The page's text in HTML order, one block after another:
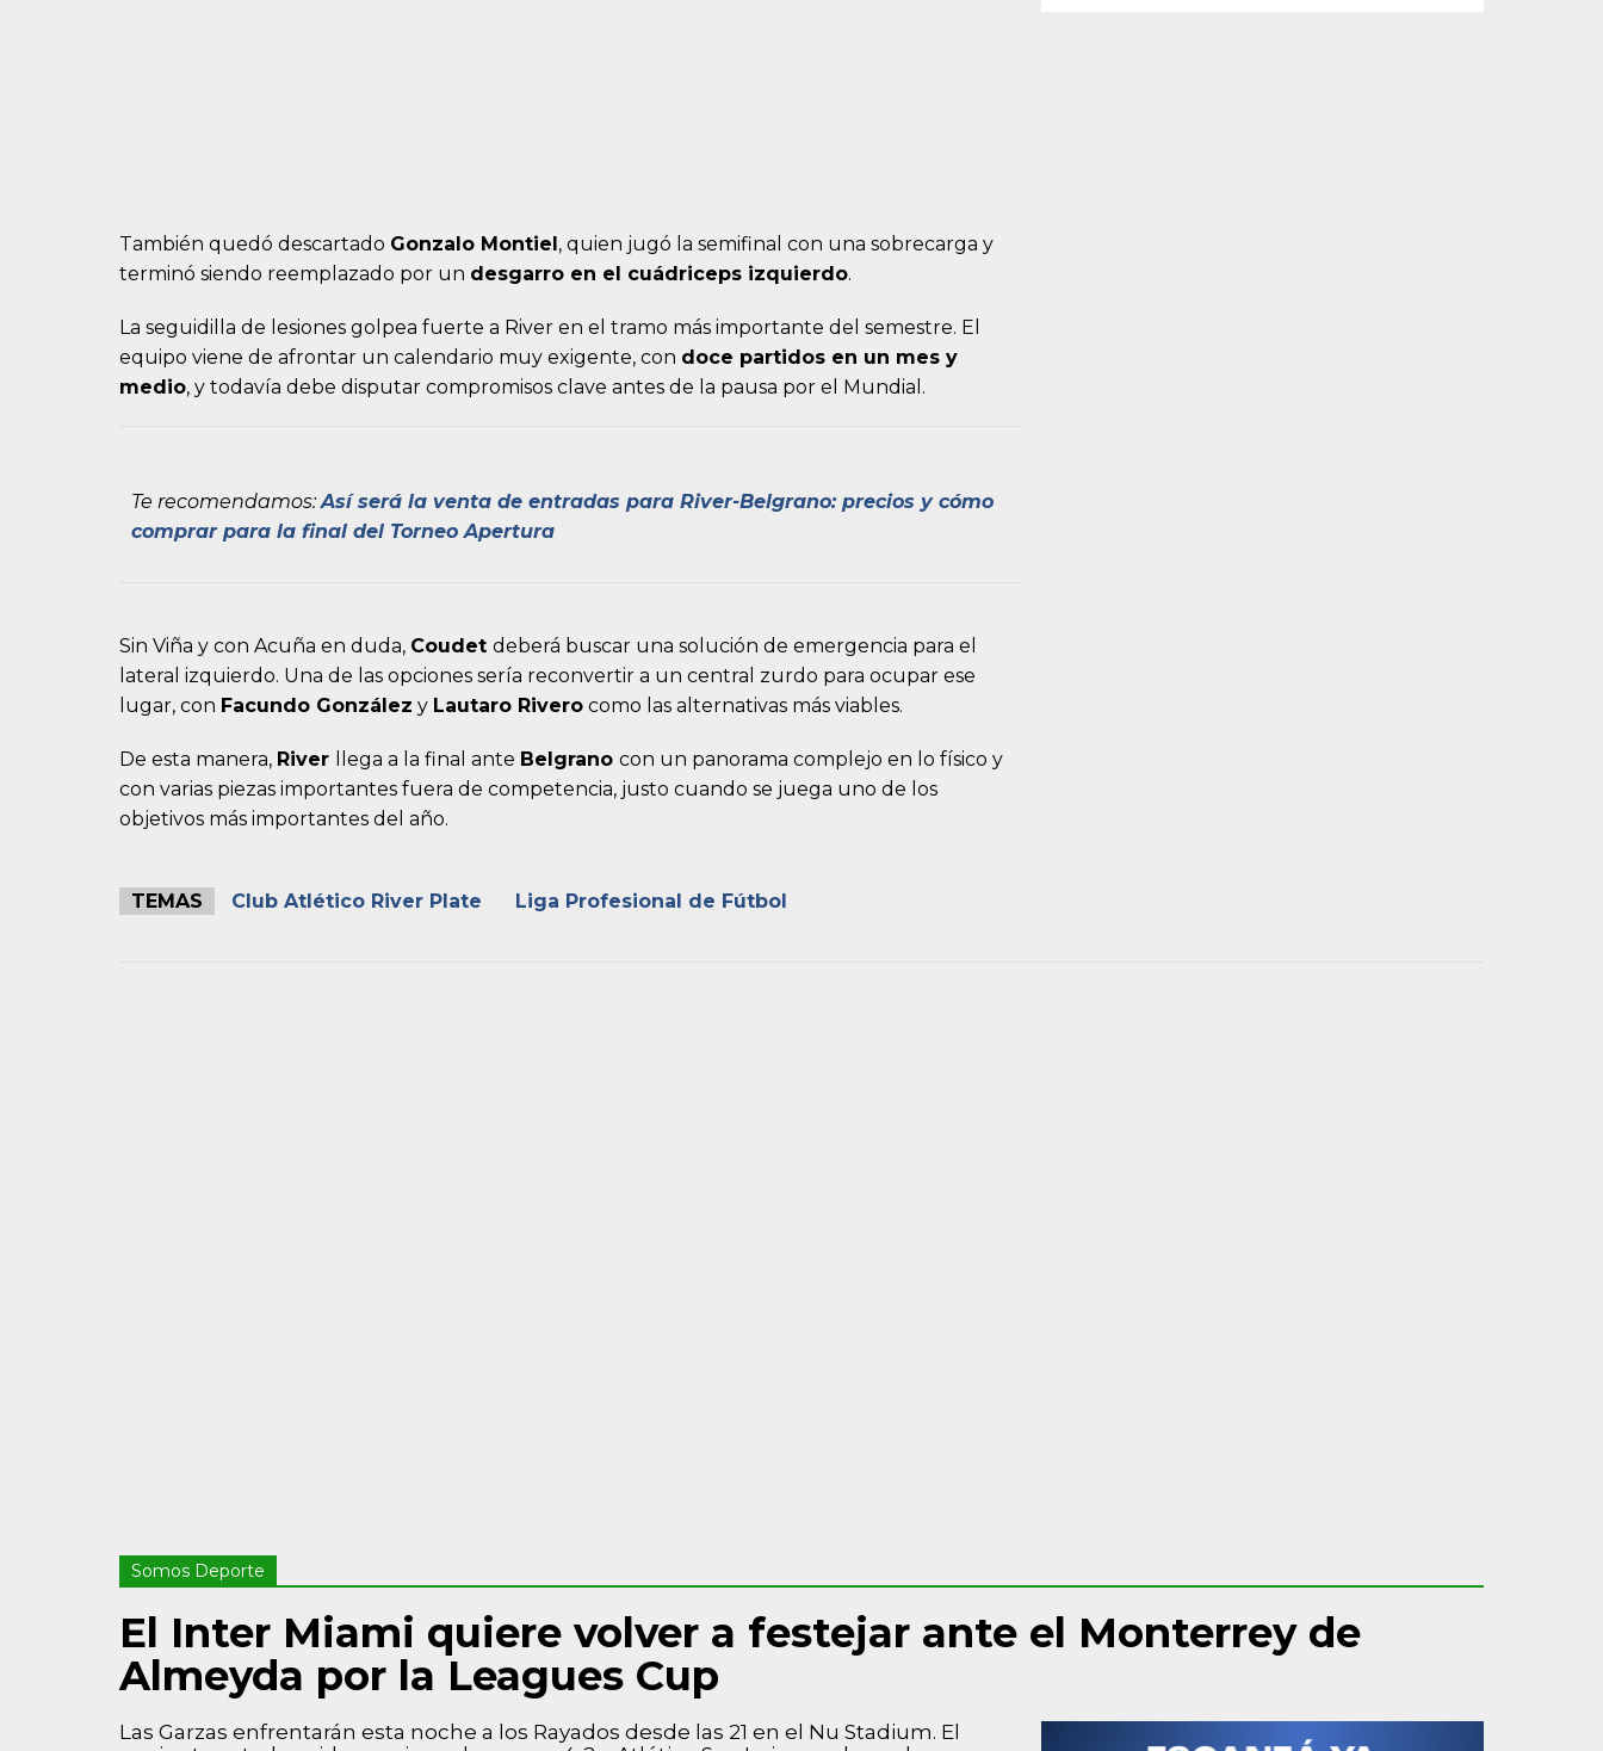
También quedó descartado Gonzalo Montiel , quien jugó la semifinal con una sobrecarga y
terminó siendo reemplazado por un desgarro en el cuádriceps izquierdo.
La seguidilla de lesiones golpea fuerte a River en el tramo más importante del semestre. El
equipo viene de afrontar un calendario muy exigente, con doce partidos en un mes y
medio, y todavía debe disputar compromisos clave antes de la pausa por el Mundial.
Te recomendamos:Así será la venta de entradas para River-Belgrano: precios y cómo
comprar para la final del Torneo Apertura
Sin Viña y con Acuña en duda, Coudet deberá buscar una solución de emergencia para el
lateral izquierdo. Una de las opciones sería reconvertir a un central zurdo para ocupar ese
lugar, con Facundo González y Lautaro Rivero como las alternativas más viables.
De esta manera, River llega a la final ante Belgrano con un panorama complejo en lo físico y
con varias piezas importantes fuera de competencia, justo cuando se juega uno de los
objetivos más importantes del año.
TEMAS Club Atlético River Plate Liga Profesional de Fútbol